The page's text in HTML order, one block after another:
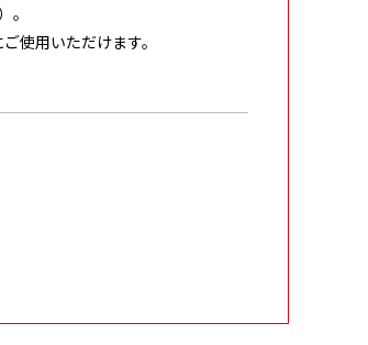
。
使用いただけます。